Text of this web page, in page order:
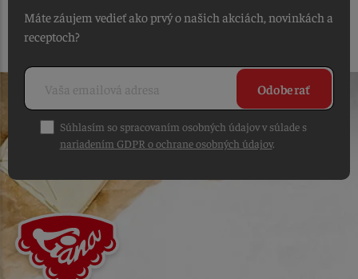
Máte záujem vedieť ako prvý o našich akciách, novinkách a
receptoch?
Odoberať
Súhlasím so spracovaním osobných údajov v súlade s
nariadením GDPR o ochrane osobných údajov.